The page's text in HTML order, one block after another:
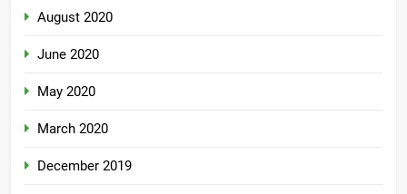
August 2020
June 2020
May 2020
March 2020
December 2019